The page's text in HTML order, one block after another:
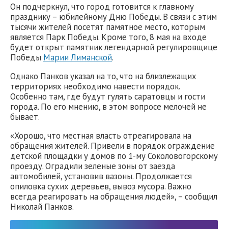
Он подчеркнул, что город готовится к главному
празднику – юбилейному Дню Победы. В связи с этим
тысячи жителей посетят памятное место, которым
является Парк Победы. Кроме того, 8 мая на входе
будет открыт памятник легендарной регулировщице
Победы Марии Лиманской.
Однако Панков указал на то, что на близлежащих
территориях необходимо навести порядок.
Особенно там, где будут гулять саратовцы и гости
города. По его мнению, в этом вопросе мелочей не
бывает.
«Хорошо, что местная власть отреагировала на
обращения жителей. Привели в порядок ограждение
детской площадки у домов по 1-му Соколовогорскому
проезду. Оградили зеленые зоны от заезда
автомобилей, установив вазоны. Продолжается
опиловка сухих деревьев, вывоз мусора. Важно
всегда реагировать на обращения людей», – сообщил
Николай Панков.